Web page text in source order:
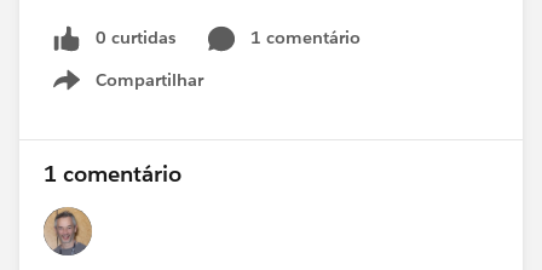
0 curtidas
1 comentário
Compartilhar
Show menu
1 comentário